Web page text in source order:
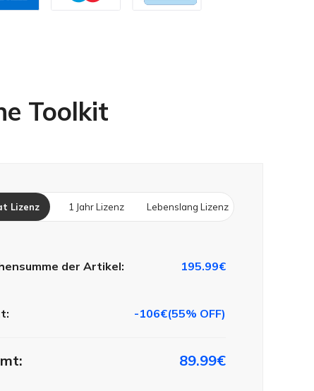
Toolkit
Lizenz 1 Jahr Lizenz Lebenslang Lizenz
der Artikel: 195.99€
-106€(55% OFF)
89.99€